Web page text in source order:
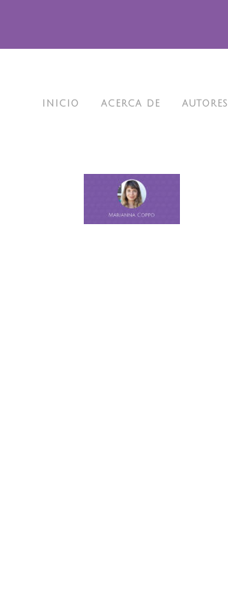
INICIO ACERCA DE AUTORES